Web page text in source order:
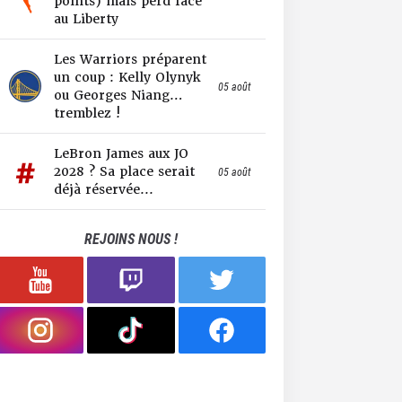
au Liberty
Les Warriors préparent
un coup : Kelly Olynyk
ou Georges Niang…
tremblez !
05 août
LeBron James aux JO
2028 ? Sa place serait
déjà réservée...
05 août
REJOINS NOUS !